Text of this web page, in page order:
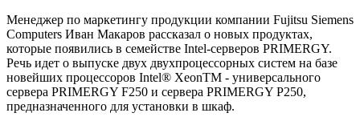
Менеджер по маркетингу продукции компании Fujitsu Siemens
Computers Иван Макаров рассказал о новых продуктах,
которые появились в семействе Intel-серверов PRIMERGY.
Речь идет о выпуске двух двухпроцессорных систем на базе
новейших процессоров Intel® XeonTM - универсального
сервера PRIMERGY F250 и сервера PRIMERGY P250,
предназначенного для установки в шкаф.